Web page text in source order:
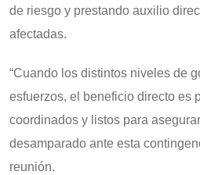
de riesgo y prestando auxilio
afectadas.
“Cuando los distintos niveles de
esfuerzos, el beneficio directo es
coordinados y listos para
desamparado ante esta
reunión.